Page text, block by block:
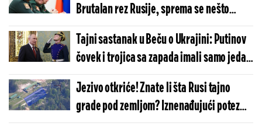
Brutalan rez Rusije, sprema se nešto
krupno u Ukrajini?
Tajni sastanak u Beču o Ukrajini: Putinov
čovek i trojica sa zapada imali samo jedan
zadatak
Jezivo otkriće! Znate li šta Rusi tajno
grade pod zemljom? Iznenađujući potez
Moskve najavljuje dramatičan scenario